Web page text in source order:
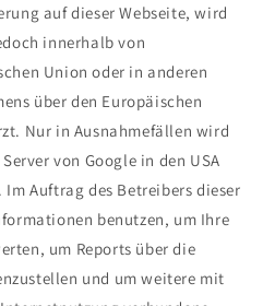
auf dieser Webseite, wird
innerhalb von
Union oder in anderen
über den Europäischen
Nur in Ausnahmefällen wird
von Google in den USA
Auftrag des Betreibers dieser
benutzen, um Ihre
um Reports über die
und um weitere mit